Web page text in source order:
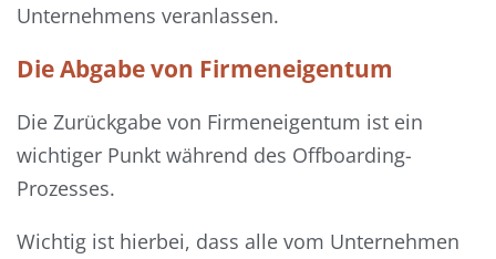
Unternehmens veranlassen.
Die Abgabe von Firmeneigentum
Die Zurückgabe von Firmeneigentum ist ein
wichtiger Punkt während des Offboarding-
Prozesses.
Wichtig ist hierbei, dass alle vom Unternehmen